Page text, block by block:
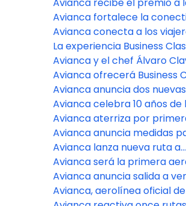
Córdoba
80 destinos en el mundo
Más Mejorada” en los
Network Awards 2025
Avianca fortalece la
entre Colombia y Argentina
tres nuevas frecuencias a
Avianca conecta a los
peruanos con La Habana
Bogotá
La experiencia Business
Avianca ya está disponible
de 30 rutas de las Américas
Avianca y el chef Álvaro
presentan un menú
Business Class en la ruta
París
Avianca ofrecerá Business
en 34 rutas de las Américas
Avianca anuncia dos
para conectar a Bogotá
Georgetown, Guyana, y a
con Ciudad de Panamá
Avianca celebra 10 años de
directa Bogotá-Londres
Avianca aterriza por
en Tulum para conectar a
Riviera Maya con 75
mundo a través de Bogotá
Avianca anuncia medidas
proteger a los pasajeros y la
conectividad del país
Avianca lanza nueva ruta a
Guayaquil y más
José desde Buenos Aires
Avianca será la primera
de Sudamérica en volar a
Avianca anuncia salida a
de la ruta directa Bogotá-
Avianca, aerolínea oficial